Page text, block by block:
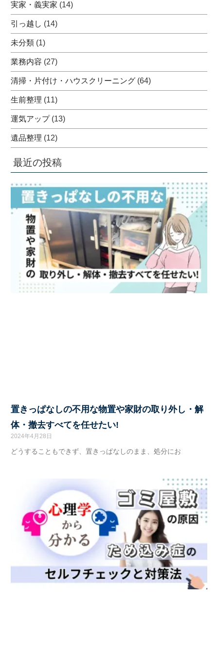
実家・義実家 (14)
引っ越し (14)
未分類 (1)
業務内容 (27)
清掃・片付け・ハウスクリーニング (64)
生前整理 (11)
運気アップ(13)
遺品整理 (12)
最近の投稿
置きっぱなしの不用な物置や家財の取り外し・解
体・撤去すべてを任せたい!
2024年4月28日
どうすることもできず、置きっぱなしのまま、処分にお